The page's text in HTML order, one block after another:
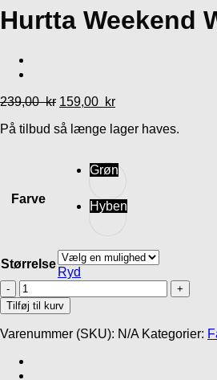
godbidder
Hurtta Weekend
239,00kr 159,00 kr
På tilbud så længe lager haves.
Farve
Grøn
Hyben
Størrelse
Ryd
Hurtta
Weekend
Warrior
ECO
antal
Tilføj til kurv
Varenummer (SKU): N/A Kategorier: